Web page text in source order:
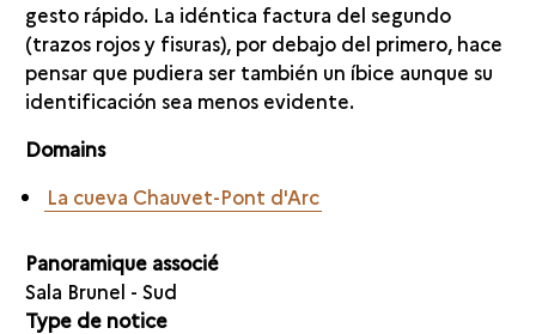
gesto rápido. La idéntica factura del segundo
(trazos rojos y fisuras), por debajo del primero, hace
pensar que pudiera ser también un íbice aunque su
identificación sea menos evidente.
Domains
La cueva Chauvet-Pont d'Arc
Panoramique associé
Sala Brunel - Sud
Type de notice